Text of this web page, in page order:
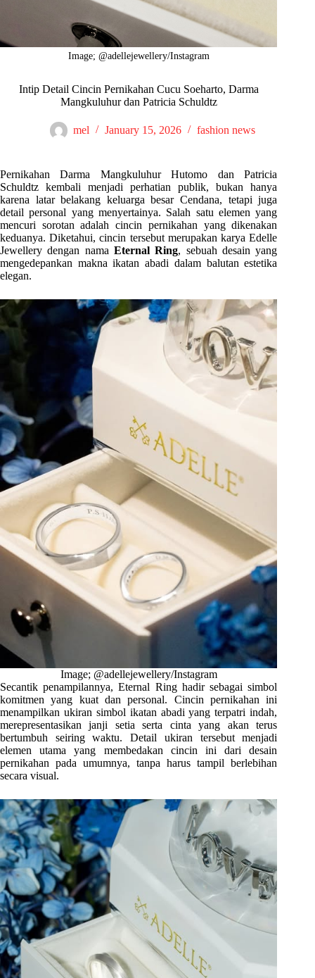
Image; @adellejewellery/Instagram
Intip Detail Cincin Pernikahan Cucu Soeharto, Darma
Mangkuluhur dan Patricia Schuldtz
mel January 15, 2026 fashion news
Pernikahan Darma Mangkuluhur Hutomo dan Patricia
Schuldtz kembali menjadi perhatian publik, bukan hanya
karena latar belakang keluarga besar Cendana, tetapi juga
detail personal yang menyertainya. Salah satu elemen yang
mencuri sorotan adalah cincin pernikahan yang dikenakan
keduanya. Diketahui, cincin tersebut merupakan karya Edelle
Jewellery dengan nama Eternal Ring, sebuah desain yang
mengedepankan makna ikatan abadi dalam balutan estetika
elegan.
Image; @adellejewellery/Instagram
Secantik penampilannya, Eternal Ring hadir sebagai simbol
komitmen yang kuat dan personal. Cincin pernikahan ini
menampilkan ukiran simbol ikatan abadi yang terpatri indah,
merepresentasikan janji setia serta cinta yang akan terus
bertumbuh seiring waktu. Detail ukiran tersebut menjadi
elemen utama yang membedakan cincin ini dari desain
pernikahan pada umumnya, tanpa harus tampil berlebihan
secara visual.